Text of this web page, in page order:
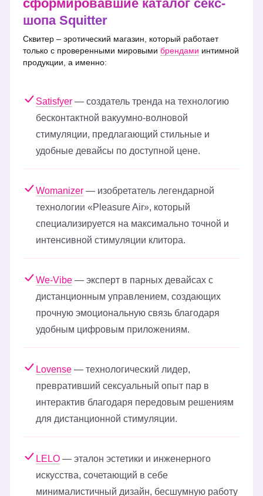
сформировавшие каталог секс-
шопа Squitter
Сквитер – эротический магазин, который работает
только с проверенными мировыми брендами интимной
продукции, а именно:
Satisfyer — создатель тренда на технологию
бесконтактной вакуумно-волновой
стимуляции, предлагающий стильные и
удобные девайсы по доступной цене.
Womanizer — изобретатель легендарной
технологии «Pleasure Air», который
специализируется на максимально точной и
интенсивной стимуляции клитора.
We-Vibe — эксперт в парных девайсах с
дистанционным управлением, создающих
прочную эмоциональную связь благодаря
удобным цифровым приложениям.
Lovense — технологический лидер,
превративший сексуальный опыт пар в
интерактив благодаря передовым решениям
для дистанционной стимуляции.
LELO — эталон эстетики и инженерного
искусства, сочетающий в себе
минималистичный дизайн, бесшумную работу